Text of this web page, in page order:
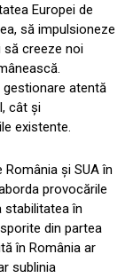
Europei de
să impulsioneze
creeze noi
atentă
cât și
existente.
și SUA în
provocările
stabilitatea în
din partea
în România ar
sublinia